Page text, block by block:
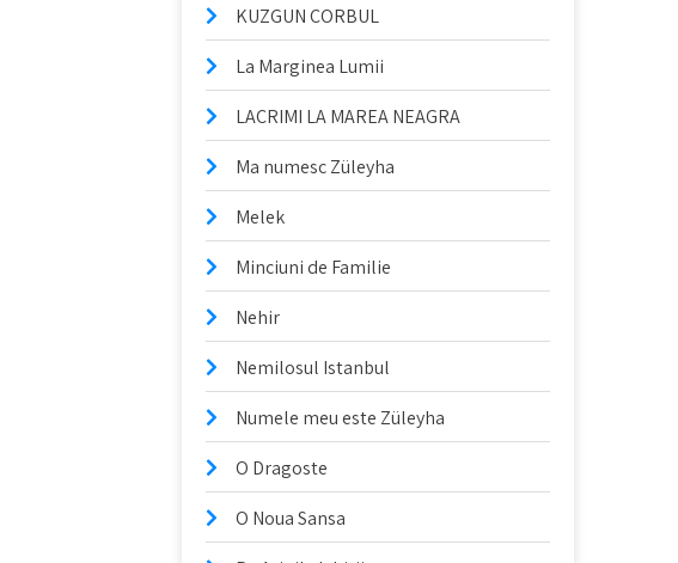
KUZGUN CORBUL
La Marginea Lumii
LACRIMI LA MAREA NEAGRA
Ma numesc Züleyha
Melek
Minciuni de Familie
Nehir
Nemilosul Istanbul
Numele meu este Züleyha
O Dragoste
O Noua Sansa